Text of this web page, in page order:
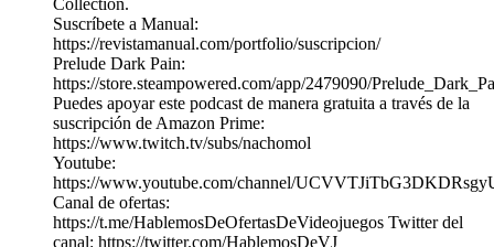
Collection.
Suscríbete a Manual:
https://revistamanual.com/portfolio/suscripcion/
Prelude Dark Pain:
https://store.steampowered.com/app/2479090/
Puedes apoyar este podcast de manera gratuita a través de la
suscripción de Amazon Prime:
https://www.twitch.tv/subs/nachomol
Youtube:
https://www.youtube.com/channel/
Canal de ofertas:
https://t.me/HablemosDeOfertasDeVideojuegos Twitter del
canal: https://twitter.com/HablemosDeVJ